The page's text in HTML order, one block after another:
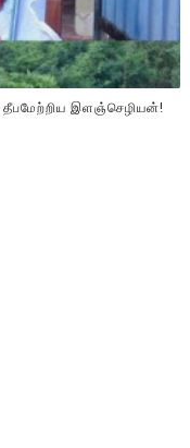
இளஞ்செழியன்!